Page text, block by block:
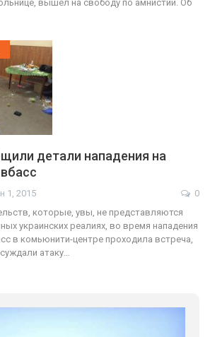
вышел на свободу по амнистии. Об
детали нападения на
1, 2015
0
которые, увы, не представляются
украинских реалиях, во время нападения
в комьюнити-центре проходила встреча,
атаку…